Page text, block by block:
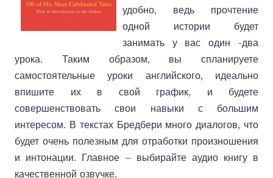
удобно, ведь прочтение
одной истории будет
занимать у вас один -два
урока. Таким образом, вы спланируете
самостоятельные уроки английского, идеально
впишите их в свой график, и будете
совершенствовать свои навыки с большим
интересом. В текстах Бредбери много диалогов, что
будет очень полезным для отработки произношения
и интонации. Главное – выбирайте аудио книгу в
качественной озвучке.